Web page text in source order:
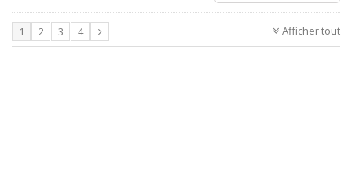
Afficher tout
1 2 3 4